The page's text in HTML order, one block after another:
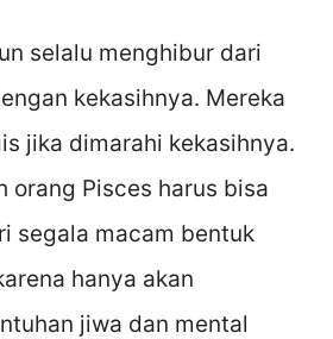
selalu menghibur dari
kekasihnya. Mereka
jika dimarahi kekasihnya.
orang Pisces harus bisa
segala macam bentuk
hanya akan
jiwa dan mental